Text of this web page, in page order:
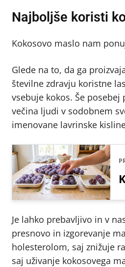
Najboljše koristi
Kokosovo maslo nam
Glede na to, da ga
številne zdravju koristne
vsebuje kokos. Še
večina ljudi v sodobnem
imenovane lavrinske
Je lahko prebavljivo in v
presnovo in izgorevanje
holesterolom, saj znižuje
saj uživanje kokosovega